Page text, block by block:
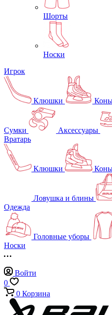
Шорты
Носки
Игрок
Клюшки
Сумки Аксессуары
Вратарь
Клюшки
Ловушка и блины
Одежда
Головные уборы
Носки
Войти
0
0 Корзина